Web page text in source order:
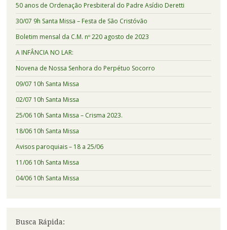
50 anos de Ordenação Presbiteral do Padre Asídio Deretti
30/07 9h Santa Missa – Festa de São Cristóvão
Boletim mensal da C.M. nº 220 agosto de 2023
A INFÂNCIA NO LAR:
Novena de Nossa Senhora do Perpétuo Socorro
09/07 10h Santa Missa
02/07 10h Santa Missa
25/06 10h Santa Missa – Crisma 2023.
18/06 10h Santa Missa
Avisos paroquiais – 18 a 25/06
11/06 10h Santa Missa
04/06 10h Santa Missa
Busca Rápida: